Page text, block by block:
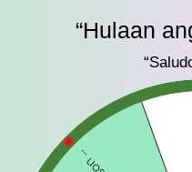
“Hulaan